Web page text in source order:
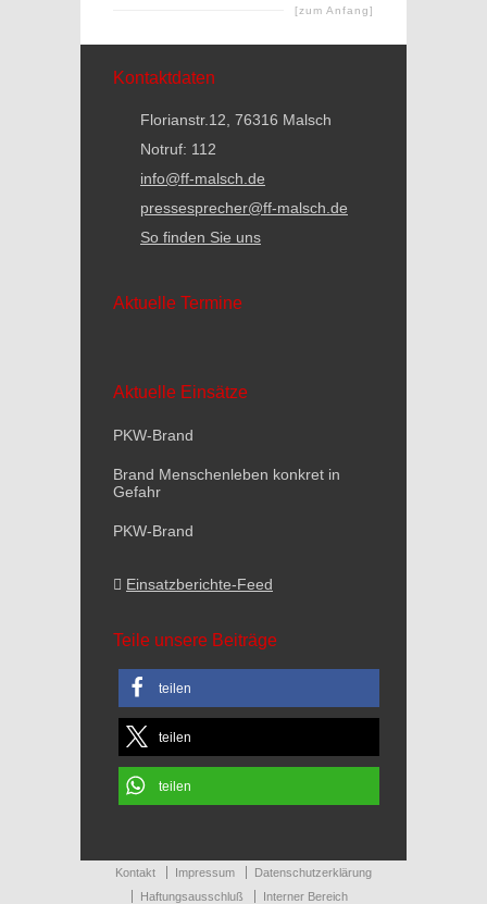
[zum Anfang]
Kontaktdaten
Florianstr.12, 76316 Malsch
Notruf: 112
info@ff-malsch.de
pressesprecher@ff-malsch.de
So finden Sie uns
Aktuelle Termine
Aktuelle Einsätze
PKW-Brand
Brand Menschenleben konkret in
Gefahr
PKW-Brand
Einsatzberichte-Feed
Teile unsere Beiträge
teilen
teilen
teilen
Kontakt Impressum
Datenschutzerklärung
Haftungsausschluß
Interner Bereich